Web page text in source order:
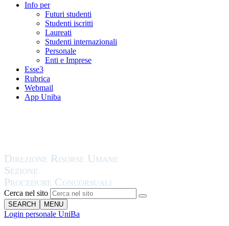
Info per
Futuri studenti
Studenti iscritti
Laureati
Studenti internazionali
Personale
Enti e Imprese
Esse3
Rubrica
Webmail
App Uniba
Cerca nel sito
SEARCH MENU
Login personale UniBa